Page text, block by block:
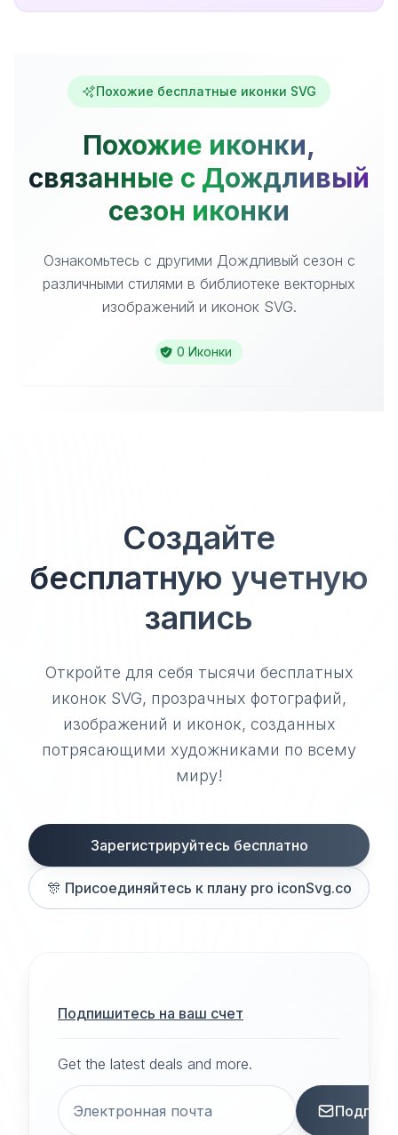
Похожие бесплатные иконки SVG
Похожие иконки,
связанные с Дождливый
сезон иконки
Ознакомьтесь с другими Дождливый сезон с
различными стилями в библиотеке векторных
изображений и иконок SVG.
0 Иконки
Создайте
бесплатную учетную
запись
Откройте для себя тысячи бесплатных
иконок SVG, прозрачных фотографий,
изображений и иконок, созданных
потрясающими художниками по всему
миру!
Зарегистрируйтесь бесплатно
🎊 Присоединяйтесь к плану pro iconSvg.co
Подпишитесь на ваш счет
Get the latest deals and more.